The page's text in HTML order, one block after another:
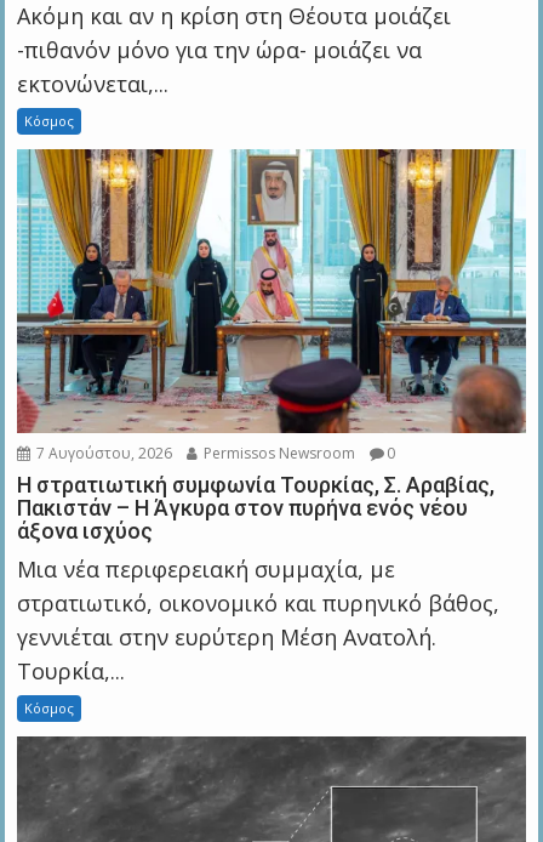
Ακόμη και αν η κρίση στη Θέουτα μοιάζει
-πιθανόν μόνο για την ώρα- μοιάζει να
εκτονώνεται,...
Κόσμος
7 Αυγούστου, 2026 Permissos Newsroom 0
Η στρατιωτική συμφωνία Τουρκίας, Σ. Αραβίας,
Πακιστάν – Η Άγκυρα στον πυρήνα ενός νέου
άξονα ισχύος
Μια νέα περιφερειακή συμμαχία, με
στρατιωτικό, οικονομικό και πυρηνικό βάθος,
γεννιέται στην ευρύτερη Μέση Ανατολή.
Τουρκία,...
Κόσμος